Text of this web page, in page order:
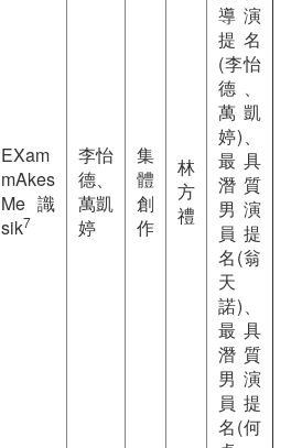
EXam
mAkes
Me 識
sik7
李怡
德、
萬凱
婷
集
體
創
作
林
方
禮
導演
提名
(李怡
德、
萬凱
婷)、
最具
潛質
男演
員提
名(翁
天
諾)、
最具
潛質
男演
員提
名(何